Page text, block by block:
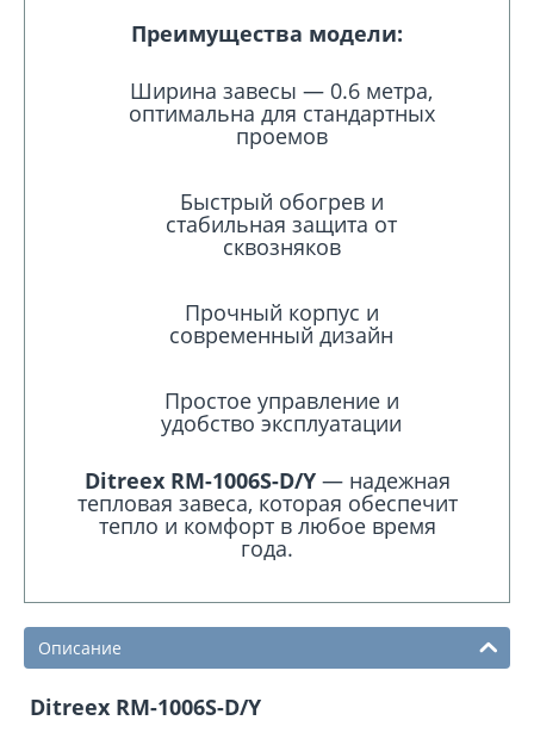
Преимущества модели:
Ширина завесы — 0.6 метра,
оптимальна для стандартных
проемов
Быстрый обогрев и
стабильная защита от
сквозняков
Прочный корпус и
современный дизайн
Простое управление и
удобство эксплуатации
Ditreex RM-1006S-D/Y— надежная
тепловая завеса, которая обеспечит
тепло и комфорт в любое время
года.
Описание
Ditreex RM-1006S-D/Y